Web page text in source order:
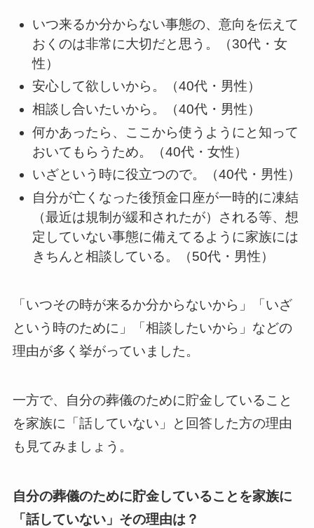
いつ来るか分からない事態の、意向を伝えて
おくのは非常に大切だと思う。（30代・女
性）
安心して欲しいから。（40代・男性）
相談し合いたいから。（40代・男性）
何かあったら、ここから使うようにと知って
おいてもらうため。（40代・女性）
いざという時に役立つので。（40代・男性）
自分が亡くなった後預金口座が一時的に凍結
（最近は規制が緩和されたが）される等、想
定していない事態に備えてるように家族には
きちんと相談している。（50代・男性）
「いつその時が来るか分からないから」「いざ
という時のために」「相談したいから」などの
理由が多く挙がっていました。
一方で、自分の葬儀のために貯金していること
を家族に「話していない」と回答した方の理由
も見てみましょう。
自分の葬儀のために貯金していることを家族に
「話していない」その理由は？